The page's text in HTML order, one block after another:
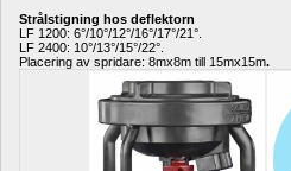
Strålstigning hos deflektorn
LF 1200: 6°/10°/12°/16°/17°/21°.
LF 2400: 10°/13°/15°/22°.
Placering av spridare: 8mx8m till 15mx15m.